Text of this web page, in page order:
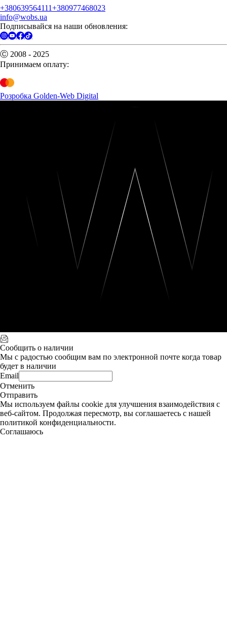
+380639564111+380977468023
info@wobs.ua
Подписывайся на наши обновления:
Ⓒ 2008 - 2025
Принимаем оплату:
Розробка Golden-Web Digital
Сообщить о наличии
Мы с радостью сообщим вам по электронной почте когда товар
будет в наличии
Email
Отменить
Отправить
Мы используем файлы cookie для улучшения взаимодействия с
веб-сайтом. Продолжая пересмотр, вы соглашаетесь с нашей
политикой конфиденциальности.
Соглашаюсь